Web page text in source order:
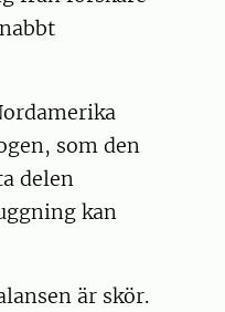
som den
delen
kan
är skör.